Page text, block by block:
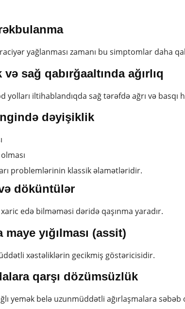
yağlanması zamanı bu simptomlar daha
sağ qabırğaaltında ağırlıq
yolları iltihablandıqda sağ tərəfdə ağrı və basqı
dəyişiklik
problemlərinin klassik əlamətləridir.
döküntülər
edə bilməməsi dəridə qaşınma yaradır.
yığılması (assit)
xəstəliklərin gecikmiş göstəricisidir.
qarşı dözümsüzlük
yemək belə uzunmüddətli ağırlaşmalara səbəb